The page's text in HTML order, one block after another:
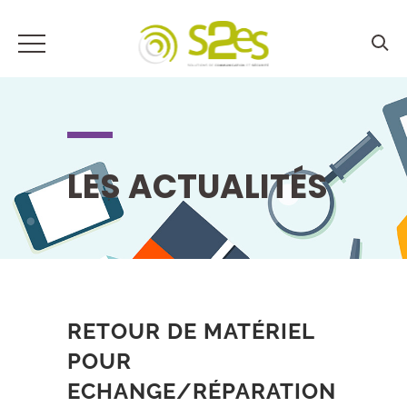
LES ACTUALITÉS
RETOUR DE MATÉRIEL
POUR
ECHANGE/RÉPARATION